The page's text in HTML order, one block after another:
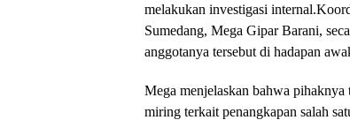
melakukan investigasi
Sumedang, Mega Gipar Barani,
anggotanya tersebut di hadapan
​Mega menjelaskan bahwa
miring terkait penangkapan salah